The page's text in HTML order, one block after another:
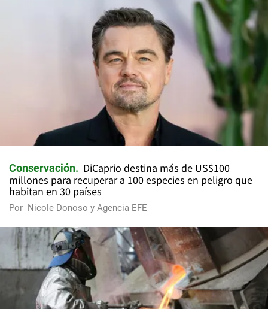
Conservación
DiCaprio destina más de US$100
millones para recuperar a 100 especies en peligro que
habitan en 30 países
Por Nicole Donoso y Agencia EFE